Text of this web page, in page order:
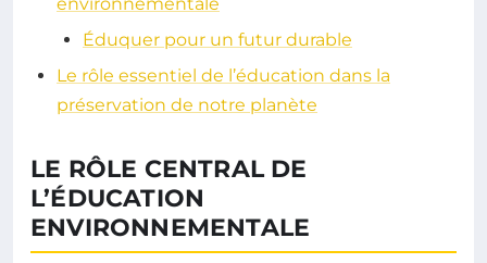
Éduquer pour un futur durable
Le rôle essentiel de l’éducation dans la
préservation de notre planète
LE RÔLE CENTRAL DE
L’ÉDUCATION
ENVIRONNEMENTALE